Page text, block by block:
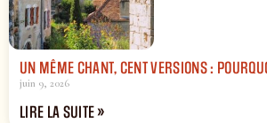
UN MÊME CHANT, CENT VERSIONS :
juin 9, 2026
LIRE LA SUITE »